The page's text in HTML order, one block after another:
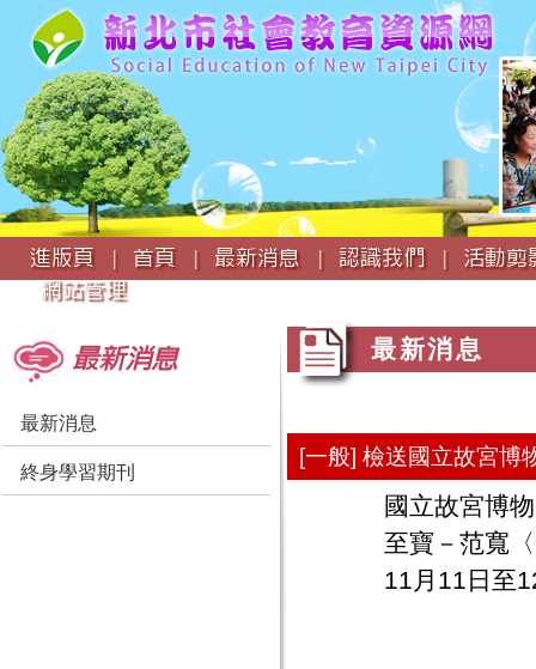
:::
進版頁 |
首頁 | 最新消息 | 認識我們 |
活動
網站管理
最新消息
最新消息
終身學習期刊
最新消息
[一般] 檢送國立故宮博
國立故宮博
至寶－范寬
11月11日至